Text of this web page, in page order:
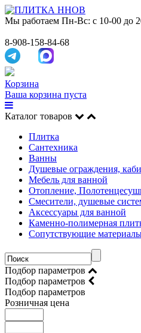
Мы работаем Пн-Вс: с 10-00 до
8-908-158-84-68
Корзина
Ваша корзина пуста
Каталог товаров
Плитка
Сантехника
Ванны
Душевые ограждения,
Мебель для ванной
Отопление,
Смесители, душевые
Аксессуары для ванной
Каменно-полимерная
Сопутствующие
Подбор параметров
Подбор параметров
Подбор параметров
Розничная цена